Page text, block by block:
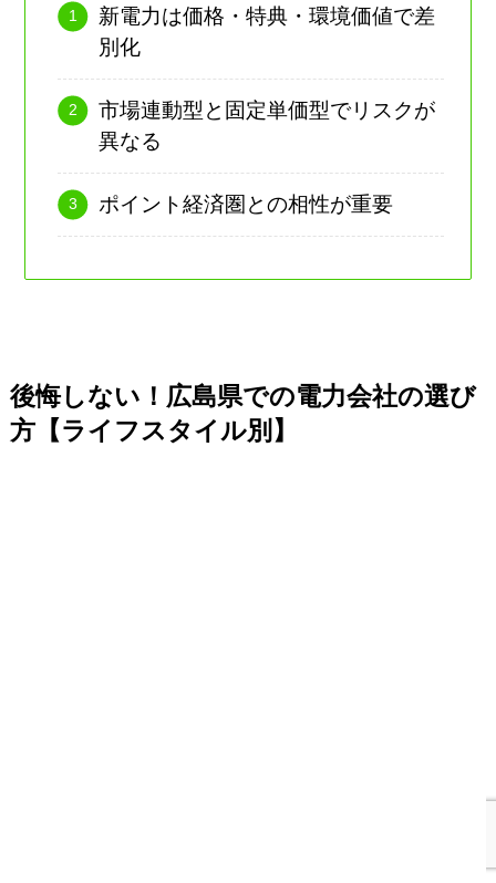
新電力は価格・特典・環境価値で差
別化
市場連動型と固定単価型でリスクが
異なる
ポイント経済圏との相性が重要
後悔しない！広島県での電力会社の選び
方【ライフスタイル別】